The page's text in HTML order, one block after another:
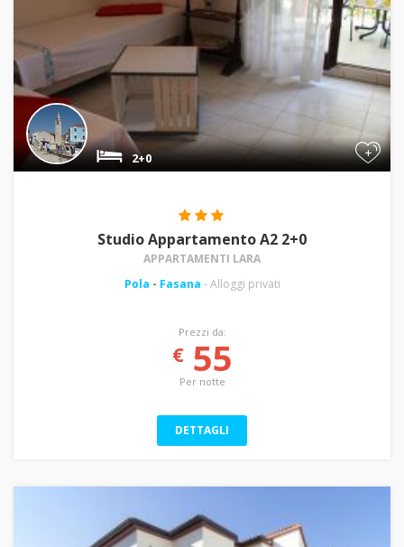
+
2+0
Studio Appartamento A2 2+0
APPARTAMENTI LARA
Pola - Fasana - Alloggi privati
Prezzi da:
€55
Per notte
DETTAGLI